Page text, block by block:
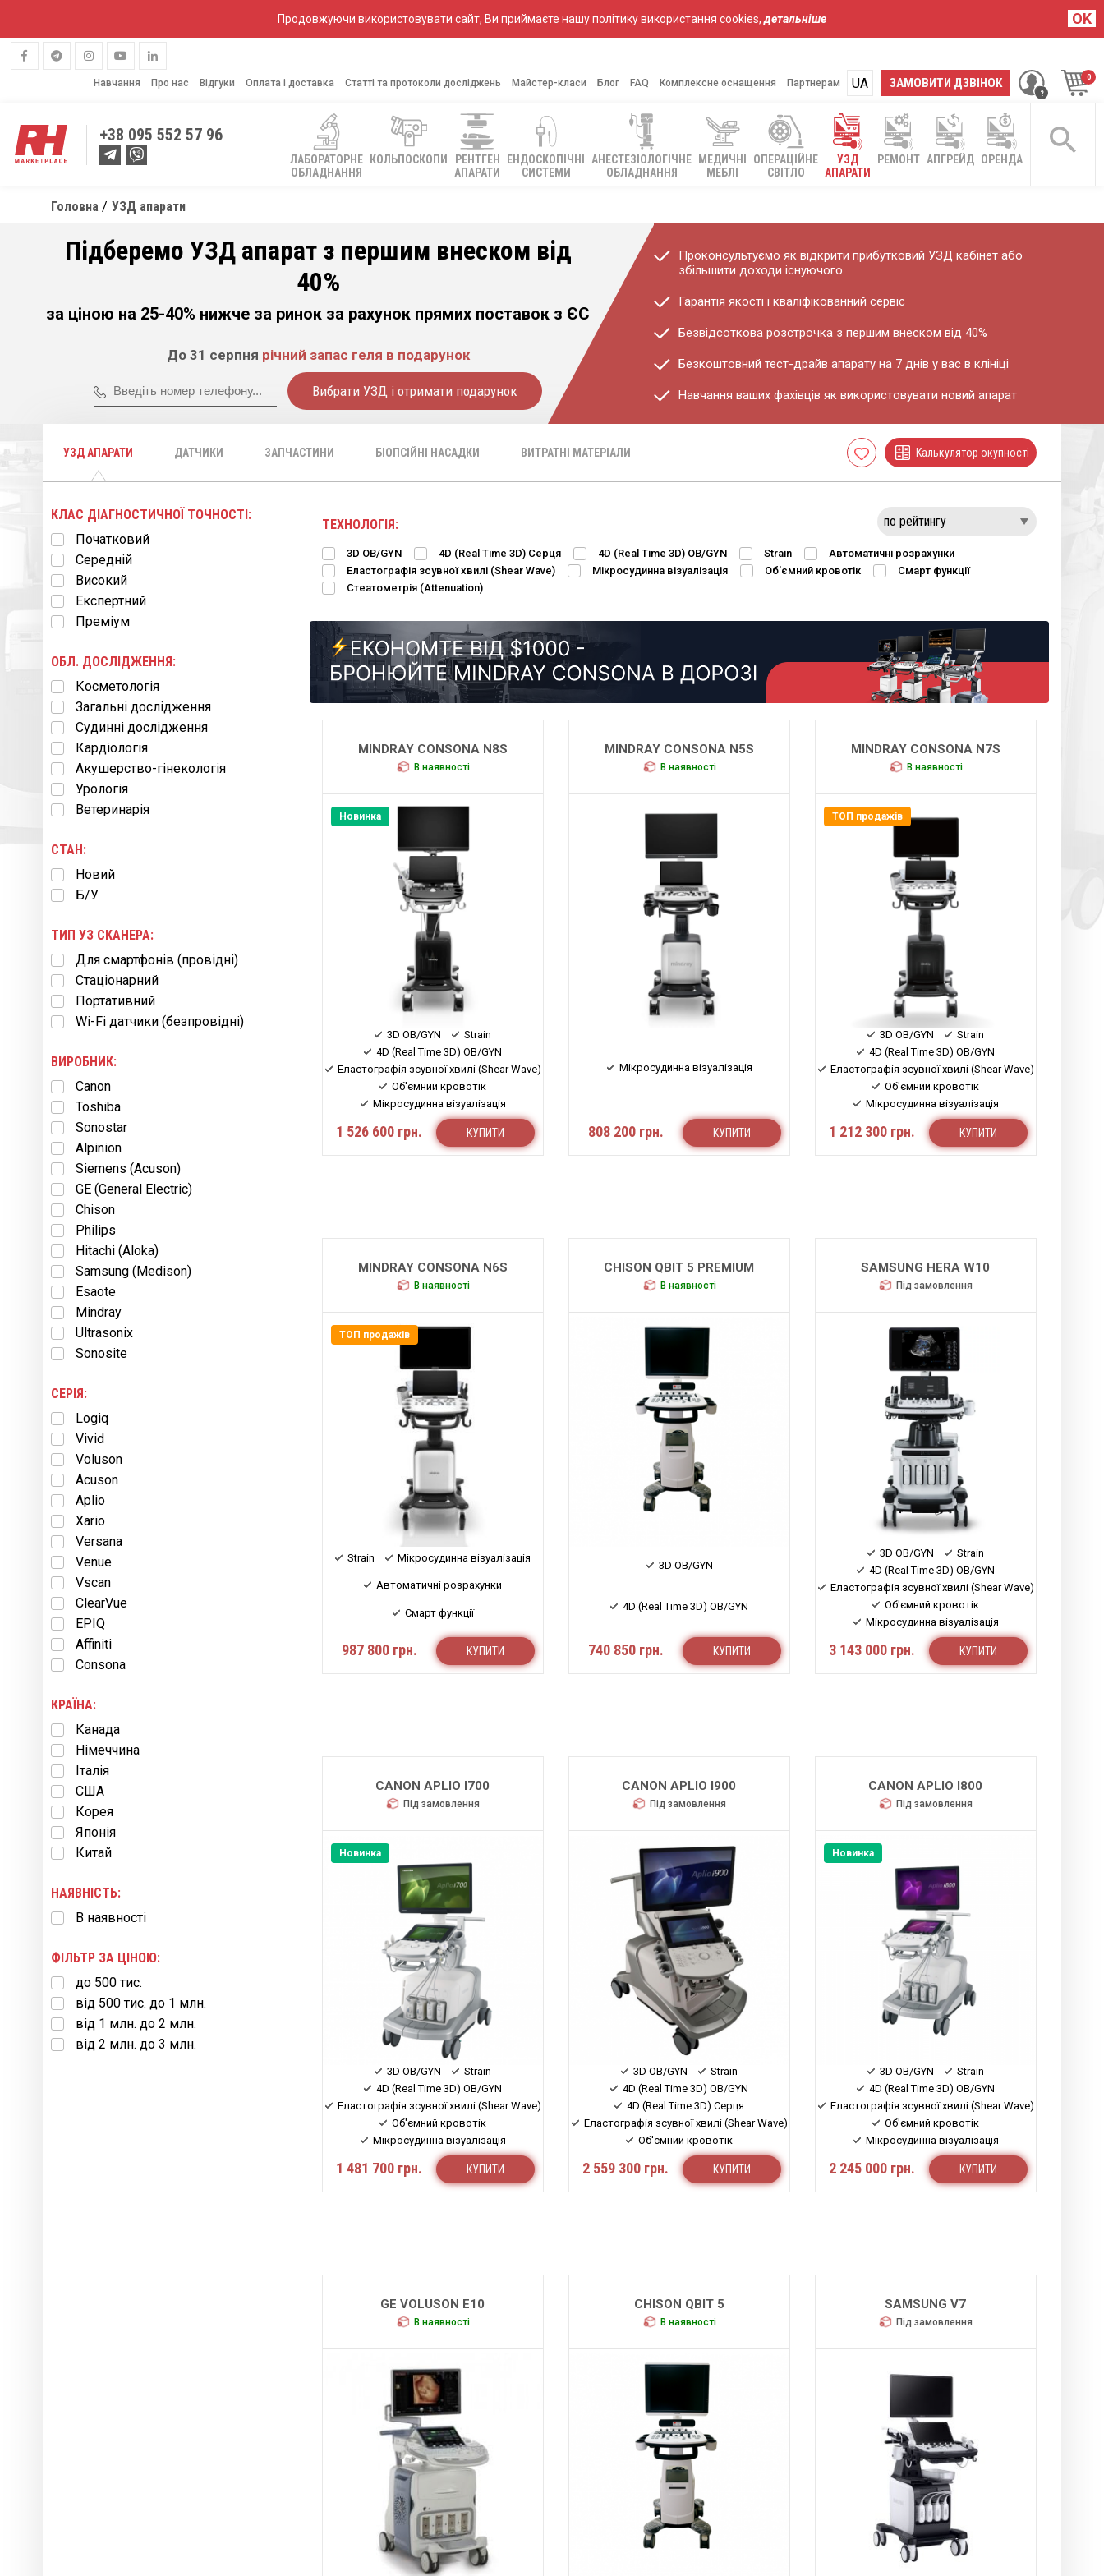
Продовжуючи використовувати сайт, Ви приймаєте нашу політику використання cookies,детальніше OK
Навчання Про нас Відгуки Оплата і доставка Статті та протоколи досліджень Майстер-класи Блог FAQ Комплексне оснащення Партнерам ЗАМОВИТИ ДЗВІНОК
UA
RU
+38 095 552 57 96
ЛАБОРАТОРНЕ
ОБЛАДНАННЯ
КОЛЬПОСКОПИ
РЕНТГЕН
АПАРАТИ
ЕНДОСКОПІЧНІ
СИСТЕМИ
АНЕСТЕЗІОЛОГІЧНЕ
ОБЛАДНАННЯ
МЕДИЧНІ
МЕБЛІ
ОПЕРАЦІЙНЕ
СВІТЛО
УЗД
АПАРАТИ
РЕМОНТ АПГРЕЙД ОРЕНДА
Головна УЗД апарати
Підберемо УЗД апарат з першим внеском від
40%
за ціною на 25-40% нижче за ринок за рахунок прямих поставок з ЄС
До 31 серпня річний запас геля в подарунок
Вибрати УЗД і отримати подарунок
Проконсультуємо як відкрити прибутковий УЗД кабінет або
збільшити доходи існуючого
Гарантія якості і кваліфікованний сервіс
Безвідсоткова розстрочка з першим внеском від 40%
Безкоштовний тест-драйв апарату на 7 днів у вас в клініці
Навчання ваших фахівців як використовувати новий апарат
УЗД АПАРАТИ ДАТЧИКИ ЗАПЧАСТИНИ БІОПСІЙНІ НАСАДКИ
ВИТРАТНІ МАТЕРІАЛИ
Cписок
Калькулятор окупності
ТЕХНОЛОГІЯ:
3D OB/GYN 4D (Real Time 3D) Cерця 4D (Real Time 3D) OB/GYN Strain
Автоматичні розрахунки
Еластографія зсувної хвилі (Shear Wave)
Мікросудинна візуалізація Об'ємний кровотік
Смарт функції
Стеатометрія (Attenuation)
КЛАС ДІАГНОСТИЧНОЇ ТОЧНОСТІ:
Початковий
Середній
Високий
Експертний
Преміум
ОБЛ. ДОСЛІДЖЕННЯ:
Косметологія
Загальні дослідження
Судинні дослідження
Кардіологія
Акушерство-гінекологія
Урологія
Ветеринарія
СТАН:
Новий
Б/У
ТИП УЗ СКАНЕРА:
Для смартфонів (провідні)
Cтаціонарний
Портативний
Wi-Fi датчики (безпровідні)
ВИРОБНИК:
Canon
Toshiba
Sonostar
Alpinion
Siemens (Acuson)
GE (General Electric)
Chison
Philips
Hitachi (Aloka)
Samsung (Medison)
Esaote
Mindray
Ultrasonix
Sonosite
СЕРІЯ:
Logiq
Vivid
Voluson
Acuson
Aplio
Xario
Versana
Venue
Vscan
ClearVue
EPIQ
Affiniti
Consona
КРАЇНА:
Канада
Німеччина
Італія
США
Корея
Японія
Китай
НАЯВНІСТЬ:
В наявності
ФІЛЬТР ЗА ЦІНОЮ:
до 500 тис.
від 500 тис. до 1 млн.
від 1 млн. до 2 млн.
від 2 млн. до 3 млн.
MINDRAY CONSONA N8S
В наявності
Новинка
3D OB/GYN
Strain
4D (Real Time 3D) OB/GYN
Еластографія зсувної хвилі (Shear Wave)
Об'ємний кровотік
Мікросудинна візуалізація
Автоматичні розрахунки
Смарт функції
1 526 600 грн. КУПИТИ
MINDRAY CONSONA N5S
В наявності
Мікросудинна візуалізація
808 200 грн. КУПИТИ
MINDRAY CONSONA N7S
В наявності
ТОП продажів
3D OB/GYN
Strain
4D (Real Time 3D) OB/GYN
Еластографія зсувної хвилі (Shear Wave)
Об'ємний кровотік
Мікросудинна візуалізація
Автоматичні розрахунки
Смарт функції
1 212 300 грн. КУПИТИ
MINDRAY CONSONA N6S
В наявності
ТОП продажів
Strain Мікросудинна візуалізація
Автоматичні розрахунки
Смарт функції
987 800 грн. КУПИТИ
CHISON QBIT 5 PREMIUM
В наявності
3D OB/GYN
4D (Real Time 3D) OB/GYN
740 850 грн. КУПИТИ
SAMSUNG HERA W10
Під замовлення
3D OB/GYN
Strain
4D (Real Time 3D) OB/GYN
Еластографія зсувної хвилі (Shear Wave)
Об'ємний кровотік
Мікросудинна візуалізація
Стеатометрія (Attenuation)
3 143 000 грн. КУПИТИ
CANON APLIO I700
Під замовлення
Новинка
3D OB/GYN
Strain
4D (Real Time 3D) OB/GYN
Еластографія зсувної хвилі (Shear Wave)
Об'ємний кровотік
Мікросудинна візуалізація
Стеатометрія (Attenuation)
1 481 700 грн. КУПИТИ
CANON APLIO I900
Під замовлення
3D OB/GYN
Strain
4D (Real Time 3D) OB/GYN
4D (Real Time 3D) Cерця
Еластографія зсувної хвилі (Shear Wave)
Об'ємний кровотік
Мікросудинна візуалізація
Стеатометрія (Attenuation)
2 559 300 грн. КУПИТИ
CANON APLIO I800
Під замовлення
Новинка
3D OB/GYN
Strain
4D (Real Time 3D) OB/GYN
Еластографія зсувної хвилі (Shear Wave)
Об'ємний кровотік
Мікросудинна візуалізація
Стеатометрія (Attenuation)
2 245 000 грн. КУПИТИ
GE VOLUSON E10
В наявності
CHISON QBIT 5
В наявності
SAMSUNG V7
Під замовлення